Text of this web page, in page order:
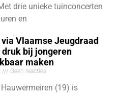
drie unieke tuinconcerten
en
Vlaamse Jeugdraad
bij jongeren
maken
Geen reacties
Hauwermeiren (19) is